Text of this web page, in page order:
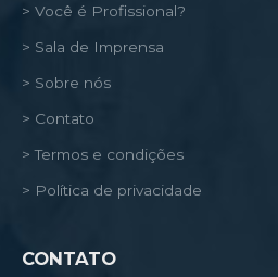
> Você é Profissional?
> Sala de Imprensa
> Sobre nós
> Contato
> Termos e condições
> Política de privacidade
CONTATO